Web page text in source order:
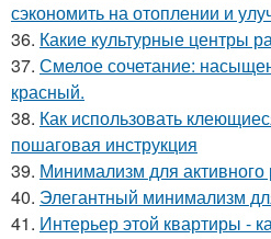
сэкономить на отоплении и
36. Какие культурные центры
37. Смелое сочетание:
красный.
38. Как использовать
пошаговая инструкция
39. Минимализм для активного
40. Элегантный минимализм
41. Интерьер этой квартиры -